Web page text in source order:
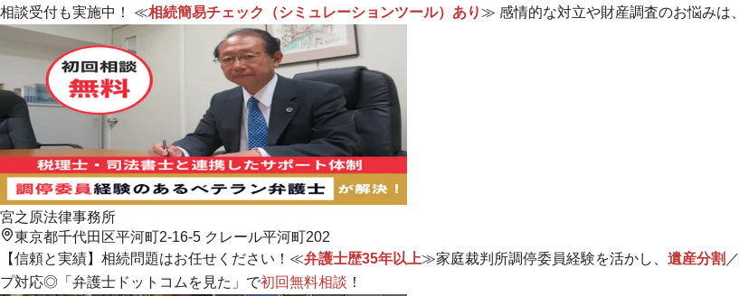
相談受付も実施中！ ≪相続簡易チェック（シミュレーションツール）あり≫ 感情的な対立や財産調査のお悩みは、
宮之原法律事務所
東京都千代田区平河町2-16-5 クレール平河町202
【信頼と実績】相続問題はお任せください！≪弁護士歴35年以上≫家庭裁判所調停委員経験を活かし、 遺産分割 ／
プ対応◎「弁護士ドットコムを見た」で初回無料相談 ！